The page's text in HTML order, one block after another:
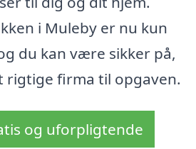
i Muleby er nu kun
du kan være sikker på,
firma til opgaven.
og uforpligtende